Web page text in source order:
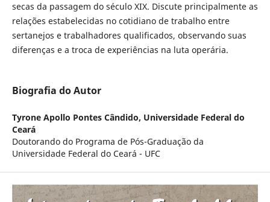
secas da passagem do século XIX. Discute principalmente as
relações estabelecidas no cotidiano de trabalho entre
sertanejos e trabalhadores qualificados, observando suas
diferenças e a troca de experiências na luta operária.
Biografia do Autor
Tyrone Apollo Pontes Cândido, Universidade Federal do
Ceará
Doutorando do Programa de Pós-Graduação da
Universidade Federal do Ceará - UFC